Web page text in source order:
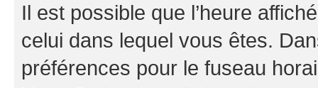
Il est possible que l’heure
celui dans lequel vous êtes.
préférences pour le fuseau